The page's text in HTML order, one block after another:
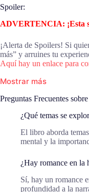
Spoiler:
ADVERTENCIA: ¡Esta
¡Alerta de Spoilers! Si
más” y arruines tu
Aquí hay un enlace para
Mostrar más
Preguntas Frecuentes
¿Qué temas se
El libro aborda
mental y la
¿Hay romance en la
Sí, hay un romance
profundidad a la